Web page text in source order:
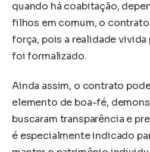
quando há coabitação,
filhos em comum, o
força, pois a realidade
foi formalizado.
Ainda assim, o contrato
elemento de boa-fé,
buscaram transparência e
é especialmente indicado